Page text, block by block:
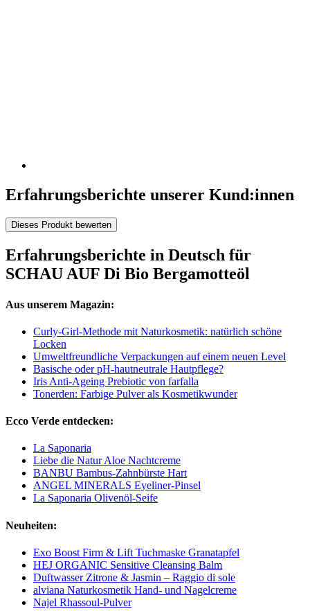
Erfahrungsberichte unserer Kund:innen
Dieses Produkt bewerten
Erfahrungsberichte in Deutsch für
SCHAU AUF Di Bio Bergamotteöl
Aus unserem Magazin:
Curly-Girl-Methode mit Naturkosmetik: natürlich schöne
Locken
Umweltfreundliche Verpackungen auf einem neuen Level
Basische oder pH-hautneutrale Hautpflege?
Iris Anti-Ageing Prebiotic von farfalla
Tonerden: Farbige Pulver als Kosmetikwunder
Ecco Verde entdecken:
La Saponaria
Liebe die Natur Aloe Nachtcreme
BANBU Bambus-Zahnbürste Hart
ANGEL MINERALS Eyeliner-Pinsel
La Saponaria Olivenöl-Seife
Neuheiten:
Exo Boost Firm & Lift Tuchmaske Granatapfel
HEJ ORGANIC Sensitive Cleansing Balm
Duftwasser Zitrone & Jasmin – Raggio di sole
alviana Naturkosmetik Hand- und Nagelcreme
Najel Rhassoul-Pulver